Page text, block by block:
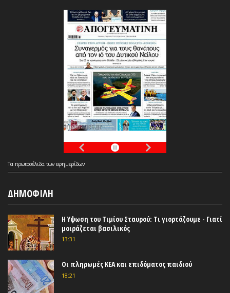
Τα πρωτοσέλιδατων εφημερίδων
ΔΗΜΟΦΙΛΗ
Η Υψωση του Τιμίου Σταυρού: Τι γιορτάζουμε - Γιατί
μοιράζεται βασιλικός
13:31
Οι πληρωμές ΚΕΑ και επιδόματος παιδιού
18:21